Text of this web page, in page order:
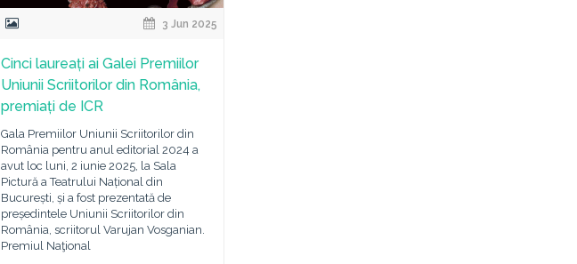
3 Jun 2025
Cinci laureați ai Galei Premiilor
Uniunii Scriitorilor din România,
premiați de ICR
Gala Premiilor Uniunii Scriitorilor din
România pentru anul editorial 2024 a
avut loc luni, 2 iunie 2025, la Sala
Pictură a Teatrului Național din
București, și a fost prezentată de
președintele Uniunii Scriitorilor din
România, scriitorul Varujan Vosganian.
Premiul Naţional